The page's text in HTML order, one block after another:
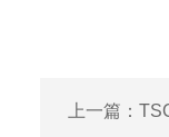
上一篇：